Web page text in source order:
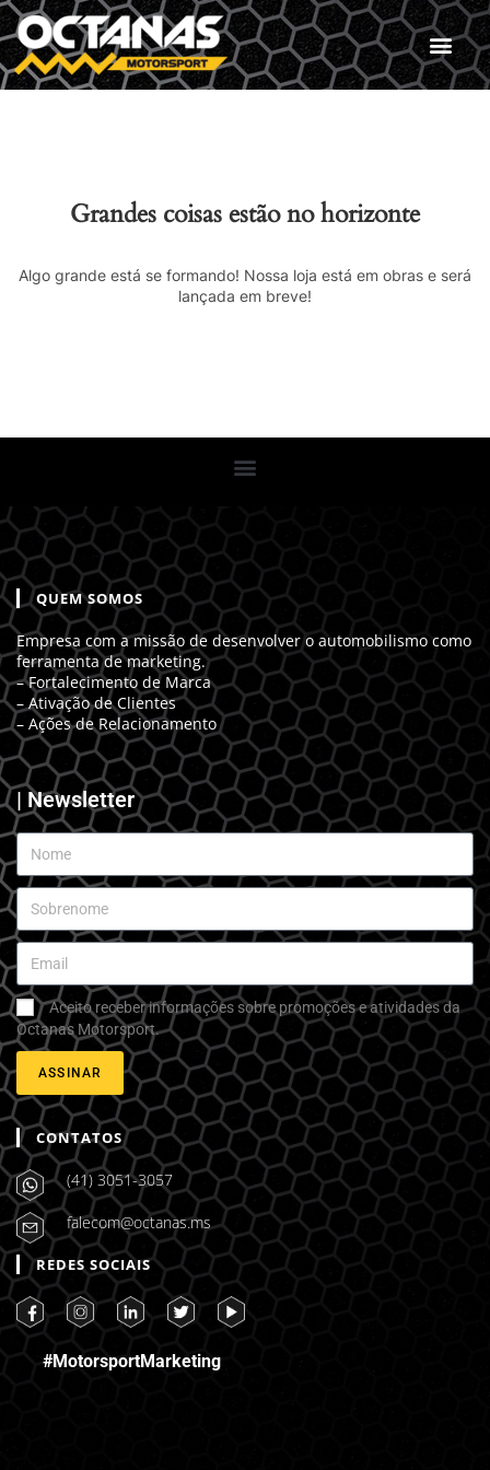
Grandes coisas estão no horizonte
Algo grande está se formando! Nossa loja está em obras e será
lançada em breve!
QUEM SOMOS
Empresa com a missão de desenvolver o automobilismo como
ferramenta de marketing.
– Fortalecimento de Marca
– Ativação de Clientes
– Ações de Relacionamento
| Newsletter
Aceito receber informações sobre promoções e atividades da
Octanas Motorsport.
ASSINAR
CONTATOS
(41) 3051-3057
falecom@octanas.ms
REDES SOCIAIS
#MotorsportMarketing